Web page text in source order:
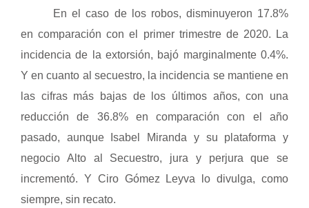
En el caso de los robos, disminuyeron 17.8%
en comparación con el primer trimestre de 2020. La
incidencia de la extorsión, bajó marginalmente 0.4%.
Y en cuanto al secuestro, la incidencia se mantiene en
las cifras más bajas de los últimos años, con una
reducción de 36.8% en comparación con el año
pasado, aunque Isabel Miranda y su plataforma y
negocio Alto al Secuestro, jura y perjura que se
incrementó. Y Ciro Gómez Leyva lo divulga, como
siempre, sin recato.